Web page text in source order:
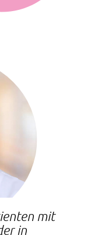
mit
in